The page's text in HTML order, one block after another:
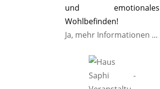
und emotionales
Wohlbefinden!
Ja, mehr Informationen ...